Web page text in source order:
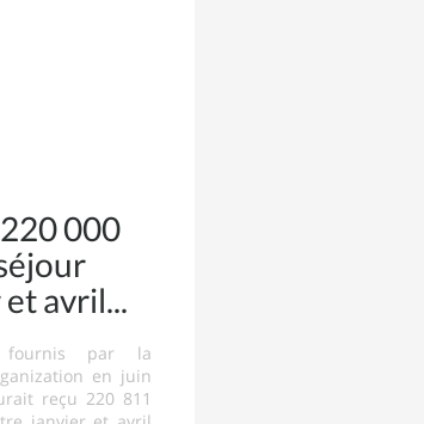
000
avril
fournis par la
en juin
reçu 220 811